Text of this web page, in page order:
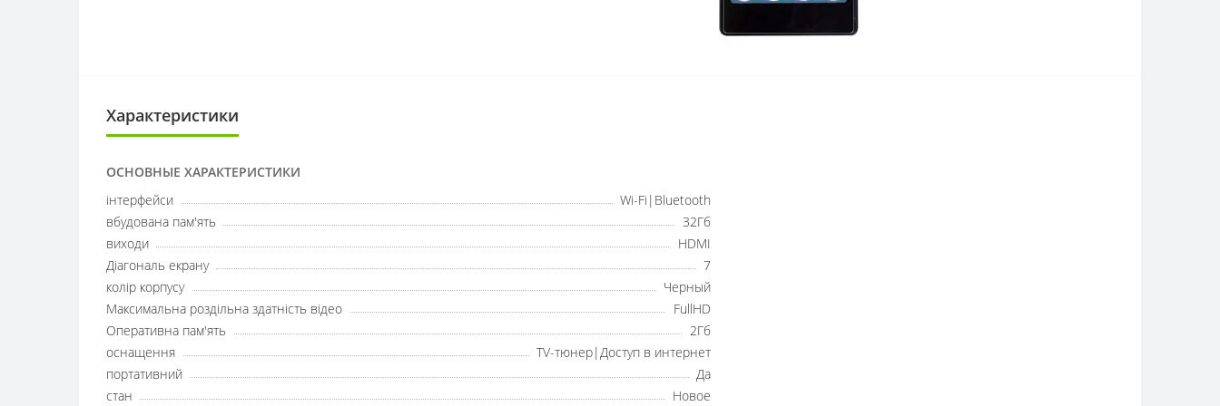
Характеристики
ОСНОВНЫЕ ХАРАКТЕРИСТИКИ
інтерфейси
Wi-Fi|Bluetooth
вбудована пам'ять
32Гб
виходи
HDMI
Діагональ екрану
7
колір корпусу
Черный
Максимальна роздільна здатність відео
FullHD
Оперативна пам'ять
2Гб
оснащення
TV-тюнер|Доступ в интернет
портативний
Да
стан
Новое